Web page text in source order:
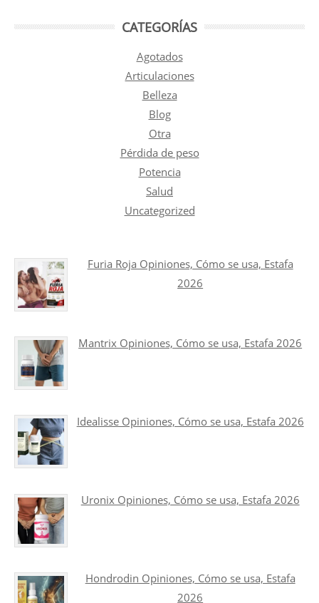
CATEGORÍAS
Agotados
Articulaciones
Belleza
Blog
Otra
Pérdida de peso
Potencia
Salud
Uncategorized
Furia Roja Opiniones, Cómo se usa, Estafa
2026
Mantrix Opiniones, Cómo se usa, Estafa 2026
Idealisse Opiniones, Cómo se usa, Estafa 2026
Uronix Opiniones, Cómo se usa, Estafa 2026
Hondrodin Opiniones, Cómo se usa, Estafa
2026